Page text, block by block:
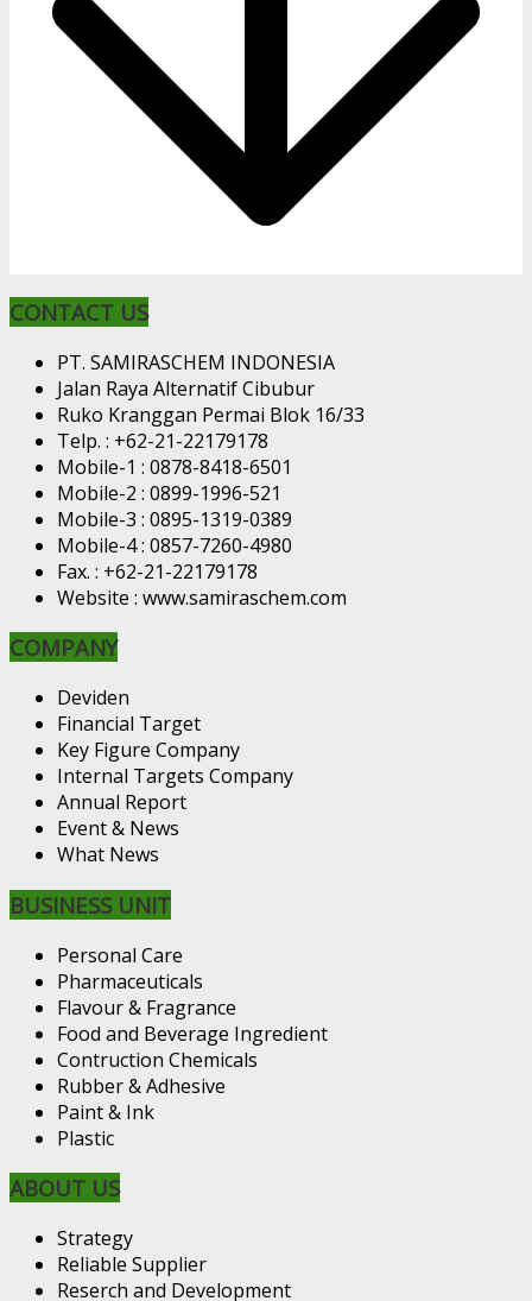
CONTACT US
PT. SAMIRASCHEM INDONESIA
Jalan Raya Alternatif Cibubur
Ruko Kranggan Permai Blok 16/33
Telp. : +62-21-22179178
Mobile-1 : 0878-8418-6501
Mobile-2 : 0899-1996-521
Mobile-3 : 0895-1319-0389
Mobile-4 : 0857-7260-4980
Fax. : +62-21-22179178
Website : www.samiraschem.com
COMPANY
Deviden
Financial Target
Key Figure Company
Internal Targets Company
Annual Report
Event & News
What News
BUSINESS UNIT
Personal Care
Pharmaceuticals
Flavour & Fragrance
Food and Beverage Ingredient
Contruction Chemicals
Rubber & Adhesive
Paint & Ink
Plastic
ABOUT US
Strategy
Reliable Supplier
Reserch and Development